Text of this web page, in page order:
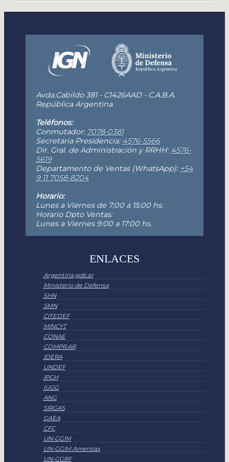
Avda.Cabildo 381 - C1426AAD - C.A.B.A.
República Argentina
Teléfonos:
Conmutador: 7078-0381
Secretaría Presidencia: 4576-5566
Dir. Gral. de Administración y RRHH: 4576-
5619
Departamento de Ventas (WhatsApp): +54
9 11 7058-8204
Horario:
Lunes a Viernes de 7:00 a 15:00 hs.
Horario Dpto Ventas:
Lunes a Viernes 9:00 a 17:00 hs.
ENLACES
Argentina.gob.ar
Ministerio de Defensa
SHN
SMN
CITEDEF
MINCYT
CONAE
COMPR.AR
IDERA
UNDEF
IPGH
IUGG
ANG
SIRGAS
GAEA
CFC
UN-GGIM
UN-GGIM Americas
UN-GGRF